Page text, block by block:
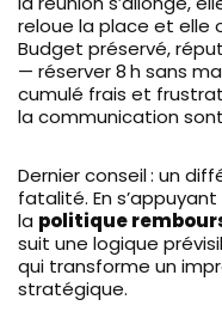
reloue la place et elle
Budget préservé,
— réserver 8 h sans
cumulé frais et
la communication
Dernier conseil : un
fatalité. En
la politique
suit une logique
qui transforme un
stratégique.